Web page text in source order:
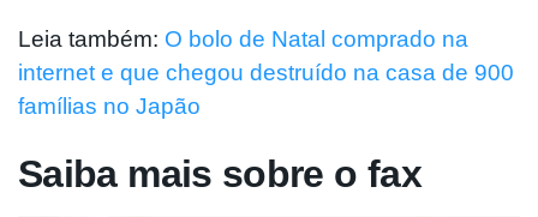
Leia também: O bolo de Natal comprado na
internet e que chegou destruído na casa de 900
famílias no Japão
Saiba mais sobre o fax